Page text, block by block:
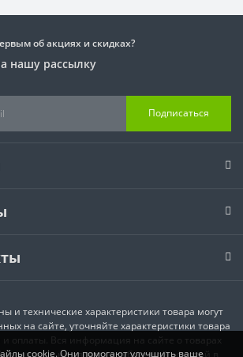
об акциях и скидках?
нашу рассылку
Подписаться
и технические характеристики товара могут
на сайте, уточняйте характеристики товара
оплаты. Вся информация на сайте о товарах
и не является публичной офертой в
cookie. Они помогают улучшить ваше